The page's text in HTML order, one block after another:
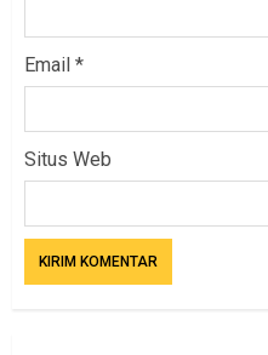
Email *
Situs Web